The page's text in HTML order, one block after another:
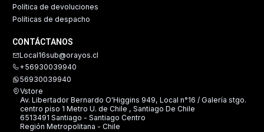
Política de devoluciones
Políticas de despacho
CONTÁCTANOS
Local16sub@orayos.cl
+56930039940
56930039940
Vstore
Av. Libertador Bernardo O'Higgins 949, Local n°16 / Galería stgo.
centro piso 1 Metro U. de Chile , Santiago De Chile
6513491 Santiago - Santiago Centro
Región Metropolitana - Chile